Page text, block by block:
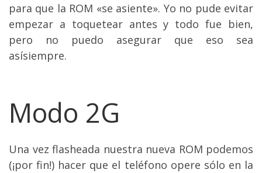
para que la ROM «se asiente». Yo no pude evitar
empezar a toquetear antes y todo fue bien,
pero no puedo asegurar que eso sea
asísiempre.
Modo 2G
Una vez flasheada nuestra nueva ROM podemos
(¡por fin!) hacer que el teléfono opere sólo en la